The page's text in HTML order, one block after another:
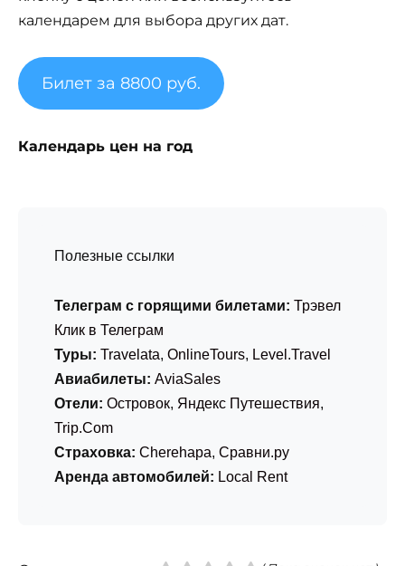
календарем для выбора других дат.
Билет за 8800 руб.
Календарь цен на год
Полезные ссылки
Телеграм с горящими билетами: Трэвел
Клик в Телеграм
Туры: Travelata, OnlineTours, Level.Travel
Авиабилеты: AviaSales
Отели: Островок, Яндекс Путешествия,
Trip.Com
Страховка: Cherehapa, Сравни.ру
Аренда автомобилей: Local Rent